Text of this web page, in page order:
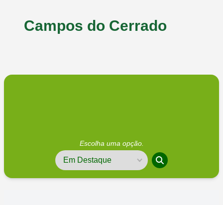
Campos do Cerrado
Escolha uma opção.